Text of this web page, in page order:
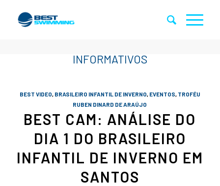
BEST VIDEO, BRASILEIRO INFANTIL DE INVERNO, EVENTOS, TROFÉU
RUBEN DINARD DE ARAÚJO
BEST CAM: ANÁLISE DO
DIA 1 DO BRASILEIRO
INFANTIL DE INVERNO EM
SANTOS